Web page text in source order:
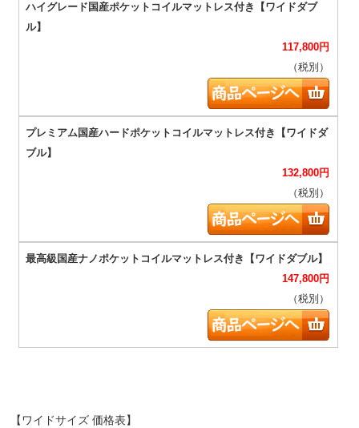
117,800円
（税別）
132,800円
（税別）
147,800円
（税別）
【ワイドサイズ 価格表】